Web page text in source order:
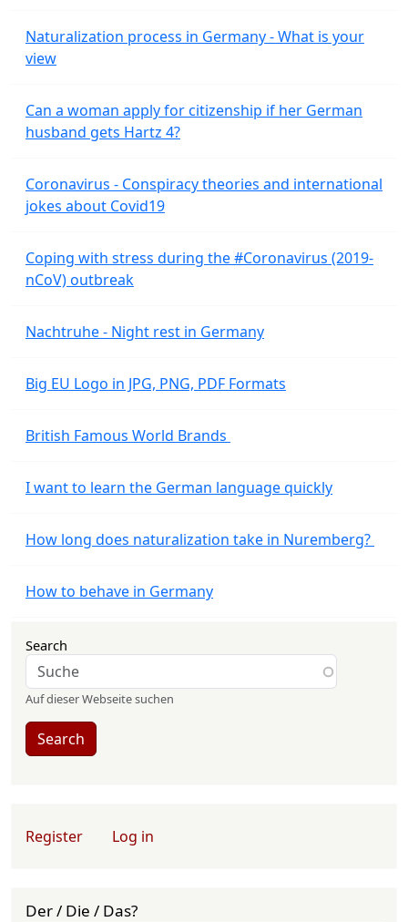
Naturalization process in Germany - What is your
view
Can a woman apply for citizenship if her German
husband gets Hartz 4?
Coronavirus - Conspiracy theories and international
jokes about Covid19
Coping with stress during the #Coronavirus (2019-
nCoV) outbreak
Nachtruhe - Night rest in Germany
Big EU Logo in JPG, PNG, PDF Formats
British Famous World Brands
I want to learn the German language quickly
How long does naturalization take in Nuremberg?
How to behave in Germany
Search
Auf dieser Webseite suchen
Search
User account menu
Register Log in
Der / Die / Das?